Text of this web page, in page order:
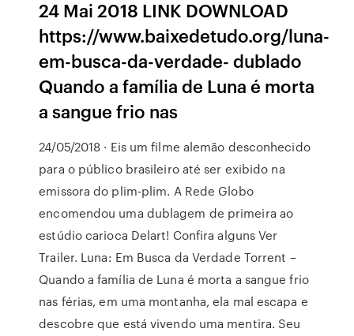
24 Mai 2018 LINK DOWNLOAD
https://www.baixedetudo.org/luna-
em-busca-da-verdade- dublado
Quando a família de Luna é morta
a sangue frio nas
24/05/2018 · Eis um filme alemão desconhecido
para o público brasileiro até ser exibido na
emissora do plim-plim. A Rede Globo
encomendou uma dublagem de primeira ao
estúdio carioca Delart! Confira alguns Ver
Trailer. Luna: Em Busca da Verdade Torrent –
Quando a família de Luna é morta a sangue frio
nas férias, em uma montanha, ela mal escapa e
descobre que está vivendo uma mentira. Seu